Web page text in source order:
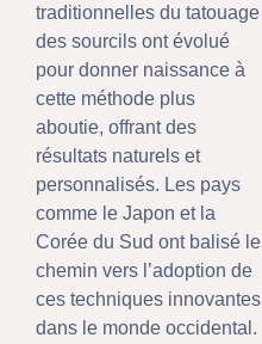
traditionnelles du tatouage
des sourcils ont évolué
pour donner naissance à
cette méthode plus
aboutie, offrant des
résultats naturels et
personnalisés. Les pays
comme le Japon et la
Corée du Sud ont balisé le
chemin vers l’adoption de
ces techniques innovantes
dans le monde occidental.